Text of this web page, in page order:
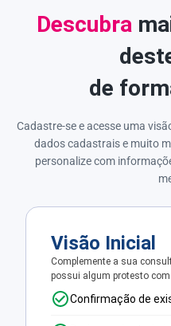
Descubra
de
Cadastre-se e acesse uma
dados cadastrais e muito
personalize com
Visão Inicial
Complemente a sua
possui algum protesto
Confirmação de